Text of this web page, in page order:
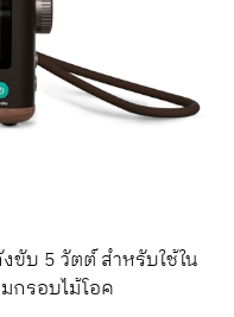
ขับ 5 วัตต์ สำหรับใช้ใน
กรอบไม้โอค